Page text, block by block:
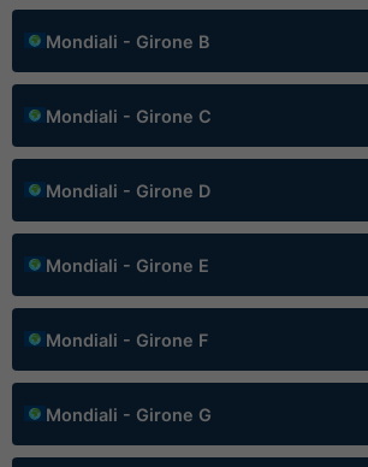
Mondiali - Girone B
Mondiali - Girone C
Mondiali - Girone D
Mondiali - Girone E
Mondiali - Girone F
Mondiali - Girone G